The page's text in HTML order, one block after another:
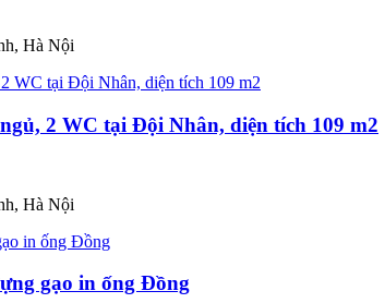
Hà Nội
2 WC tại Đội Nhân, diện tích 109 m2
Hà Nội
gạo in ống Đồng